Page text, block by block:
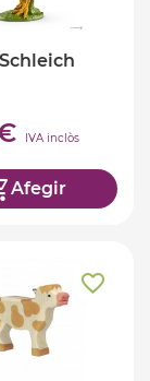
IVA inclòs
Afegir